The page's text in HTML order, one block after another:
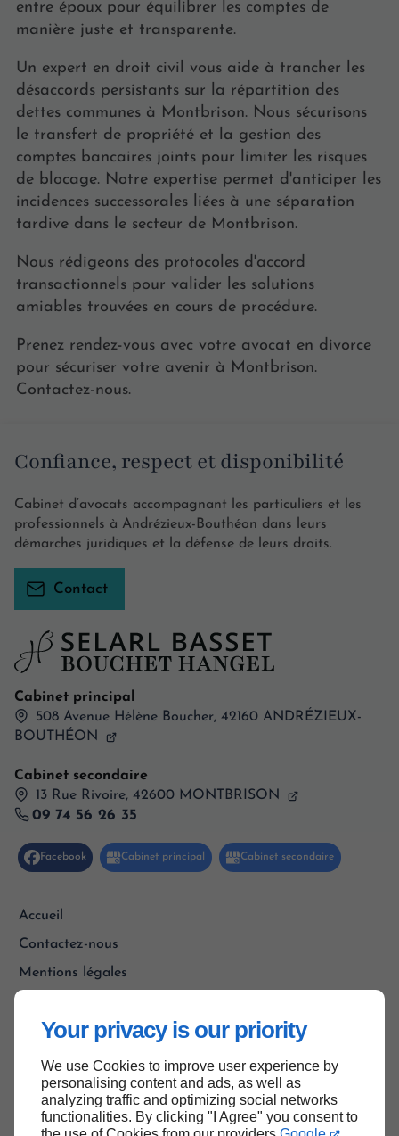
Your privacy is our priority
We use Cookies to improve user experience by
personalising content and ads, as well as
analyzing traffic and optimizing social networks
functionalities. By clicking "I Agree" you consent to
entre époux pour équilibrer les comptes de
manière juste et transparente.
Un expert en droit civil vous aide à trancher les
désaccords persistants sur la répartition des
dettes communes à Montbrison. Nous sécurisons
le transfert de propriété et la gestion des
comptes bancaires joints pour limiter les risques
de blocage. Notre expertise permet d'anticiper les
incidences successorales liées à une séparation
tardive dans le secteur de Montbrison.
Nous rédigeons des protocoles d'accord
transactionnels pour valider les solutions
amiables trouvées en cours de procédure.
Prenez rendez-vous avec votre avocat en divorce
pour sécuriser votre avenir à Montbrison.
Contactez-nous.
Cabinet principal
508 Avenue Hélène Boucher, 42160 ANDRÉZIEUX-
BOUTHÉON
Cabinet secondaire
13 Rue Rivoire, 42600 MONTBRISON
09 74 56 26 35
Accueil
Contactez-nous
Mentions légales
Confiance, respect et disponibilité
Cabinet d’avocats accompagnant les particuliers et les
professionnels à Andrézieux-Bouthéon dans leurs
démarches juridiques et la défense de leurs droits.
Contact
Haut de page